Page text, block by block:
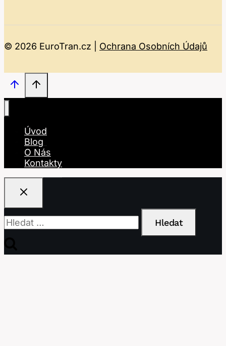
© 2026 EuroTran.cz | Ochrana Osobních Údajů
Úvod
Blog
O Nás
Kontakty
Vyhledávání